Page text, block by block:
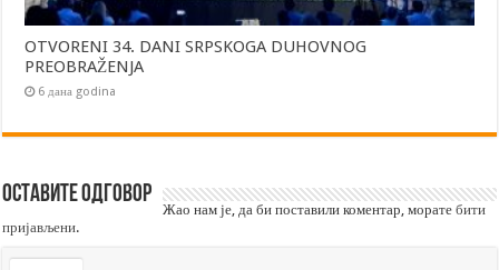
OTVORENI 34. DANI SRPSKOGA DUHOVNOG
PREOBRAŽENJA
6 дана godina
Оставите одговор
Жао нам је, да би поставили коментар, моратебити
пријављени.